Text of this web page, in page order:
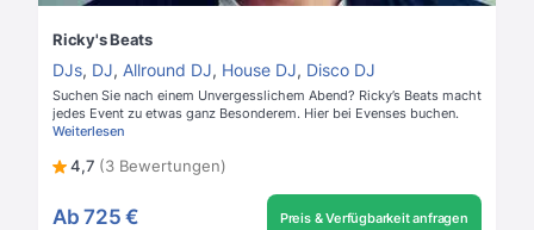
Ricky's Beats
DJs, DJ, Allround DJ, House DJ, Disco DJ
Suchen Sie nach einem Unvergesslichem Abend? Ricky’s Beats macht
jedes Event zu etwas ganz Besonderem. Hier bei Evenses buchen.
Weiterlesen
4,7 (3 Bewertungen)
Ab 725 € Preis & Verfügbarkeit anfragen